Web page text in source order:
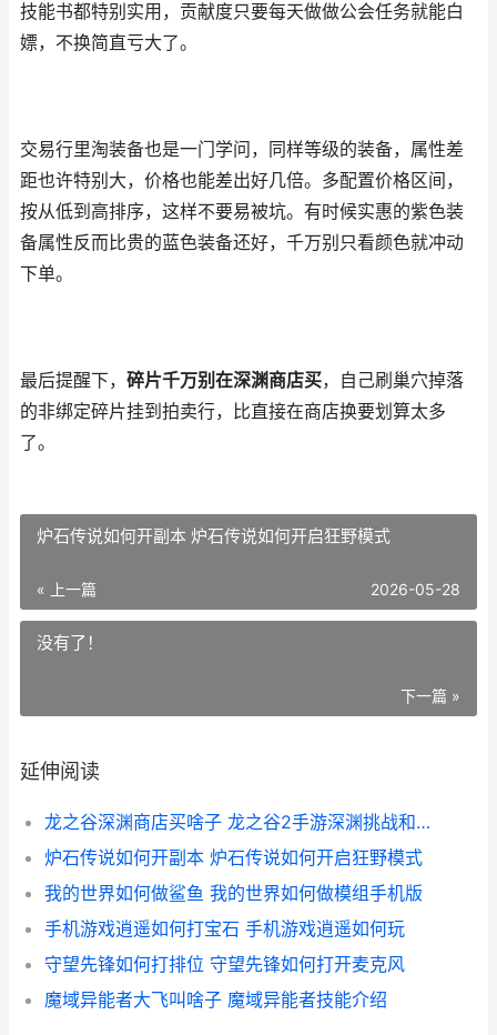
技能书都特别实用，贡献度只要每天做做公会任务就能白
嫖，不换简直亏大了。
交易行里淘装备也是一门学问，同样等级的装备，属性差
距也许特别大，价格也能差出好几倍。多配置价格区间，
按从低到高排序，这样不要易被坑。有时候实惠的紫色装
备属性反而比贵的蓝色装备还好，千万别只看颜色就冲动
下单。
最后提醒下， 碎片千万别在深渊商店买，自己刷巢穴掉落
的非绑定碎片挂到拍卖行，比直接在商店换要划算太多
了。
炉石传说如何开副本 炉石传说如何开启狂野模式
« 上一篇 2026-05-28
没有了！
下一篇 »
延伸阅读
龙之谷深渊商店买啥子 龙之谷2手游深渊挑战和普通有什么区别
炉石传说如何开副本 炉石传说如何开启狂野模式
我的世界如何做鲨鱼 我的世界如何做模组手机版
手机游戏逍遥如何打宝石 手机游戏逍遥如何玩
守望先锋如何打排位 守望先锋如何打开麦克风
魔域异能者大飞叫啥子 魔域异能者技能介绍